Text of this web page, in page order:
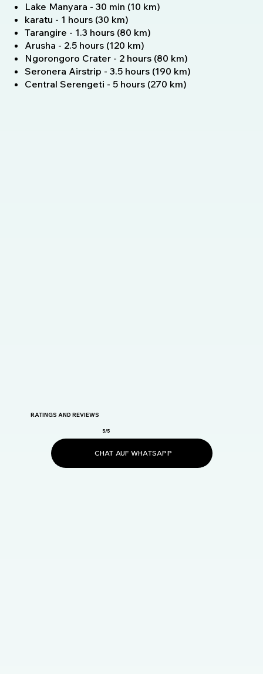
Lake Manyara - 30 min (10 km)
karatu - 1 hours (30 km)
Tarangire - 1.3 hours (80 km)
Arusha - 2.5 hours (120 km)
Ngorongoro Crater - 2 hours (80 km)
Seronera Airstrip - 3.5 hours (190 km)
Central Serengeti - 5 hours (270 km)
RATINGS AND REVIEWS
5/5
CHAT AUF WHATSAPP